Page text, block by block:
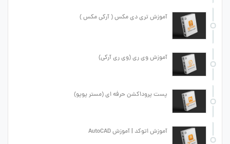
آموزش تری دی مکس ( آرکی مکس )
آموزش وی ری (وی ری آرکی)
پست پروداکشن حرفه ای (مستر پوپو)
آموزش اتوکد | آموزش AutoCAD